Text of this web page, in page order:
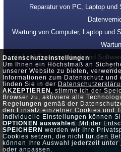
Datenschutzeinstellungen
Um Ihnen ein Höchstmaß an
unserer Website zu bieten,
Informationen zum Datenschutz
finden Sie in der
AKZEPTIEREN , stimme ich der
Browser zu, aktiviere alle
Regelungen gemäß der
den Einsatz einzelner Cookies und
Individuelle Einstellungen können
OPTIONEN auswählen. Mit der
SPEICHERN werden wir Ihre
Cookies setzen, die nicht für den
können Ihre Auswahl jederzeit unter
oder anpassen.
Reparatur von PC, Laptop und
Wartung von Computer, Laptop und
Verkauf Computer Hard- und
PC
Datenschutz
© by